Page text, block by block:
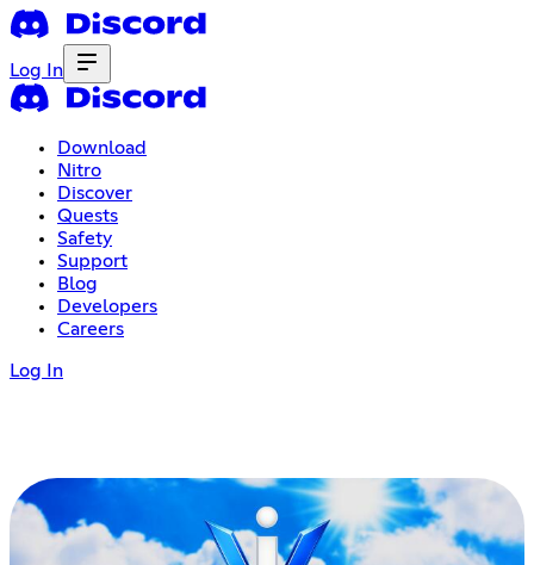
Log In
Download
Nitro
Discover
Quests
Safety
Support
Blog
Developers
Careers
Log In